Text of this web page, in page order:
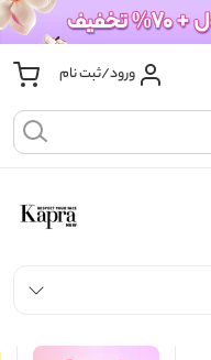
ورود/ثبت نام